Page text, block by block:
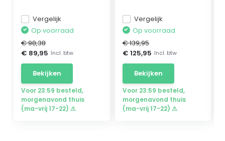
Vergelijk
Op voorraad
€ 98,38
€ 89,95 Incl. btw
Bekijken
Voor 23:59 besteld,
morgenavond thuis
(ma-vrij 17-22) ⚠
Vergelijk
Op voorraad
€ 139,95
€ 125,95 Incl. btw
Bekijken
Voor 23:59 besteld,
morgenavond thuis
(ma-vrij 17-22) ⚠